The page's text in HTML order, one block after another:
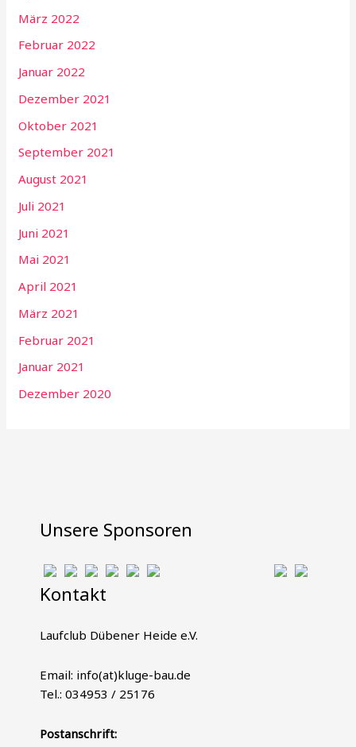
März 2022
Februar 2022
Januar 2022
Dezember 2021
Oktober 2021
September 2021
August 2021
Juli 2021
Juni 2021
Mai 2021
April 2021
März 2021
Februar 2021
Januar 2021
Dezember 2020
Unsere Sponsoren
Kontakt
Laufclub Dübener Heide e.V.
Email: info(at)kluge-bau.de
Tel.: 034953 / 25176
Postanschrift: